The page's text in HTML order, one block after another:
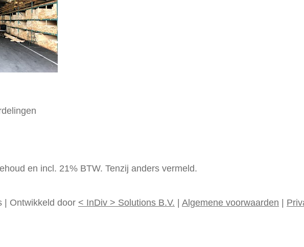
en incl. 21% BTW. Tenzij anders vermeld.
Ontwikkeld door < InDiv > Solutions B.V. Algemene voorwaarden